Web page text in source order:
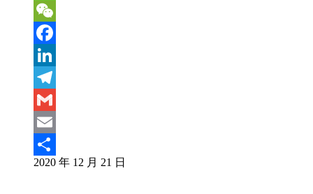
Sina
Weibo
WeChat
Facebook
LinkedIn
Telegram
Gmail
Email
分
2020 年 12 月 21 日